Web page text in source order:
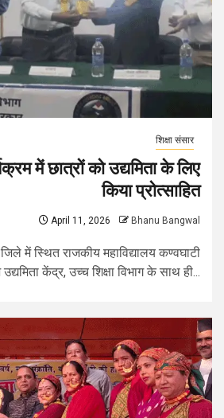
शिक्षा संसार
में छात्रों को उद्यमिता के लिए
किया प्रोत्साहित
April 11, 2026 Bhanu Bangwal
में स्थित राजकीय महाविद्यालय कण्वघाटी
उद्यमिता केंद्र, उच्च शिक्षा विभाग के साथ ही...